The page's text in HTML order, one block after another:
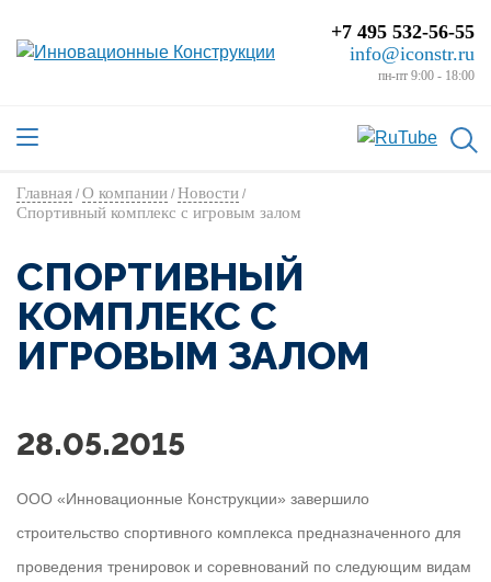
+7 495 532-56-55
info@iconstr.ru
пн-пт 9:00 - 18:00
Главная / О компании / Новости /
Спортивный комплекс с игровым залом
СПОРТИВНЫЙ
КОМПЛЕКС С
ИГРОВЫМ ЗАЛОМ
28.05.2015
ООО «Инновационные Конструкции» завершило
строительство спортивного комплекса предназначенного для
проведения тренировок и соревнований по следующим видам